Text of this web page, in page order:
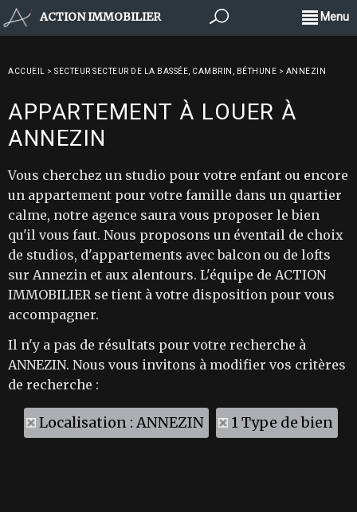
ACTION IMMOBILIER Menu
ACCUEIL > SECTEUR SECTEUR DE LA BASSÉE, CAMBRIN, BÉTHUNE > ANNEZIN
APPARTEMENT À LOUER À
ANNEZIN
Vous cherchez un studio pour votre enfant ou encore
un appartement pour votre famille dans un quartier
calme, notre agence saura vous proposer le bien
qu'il vous faut. Nous proposons un éventail de choix
de studios, d'appartements avec balcon ou de lofts
sur Annezin et aux alentours. L'équipe de ACTION
IMMOBILIER se tient à votre disposition pour vous
accompagner.
Il n'y a pas de résultats pour votre recherche à
ANNEZIN. Nous vous invitons à modifier vos critères
de recherche :
Localisation : ANNEZIN 1 Type de bien